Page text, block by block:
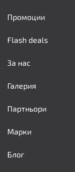
Промоции
Flash deals
За нас
Галерия
Партньори
Марки
Блог